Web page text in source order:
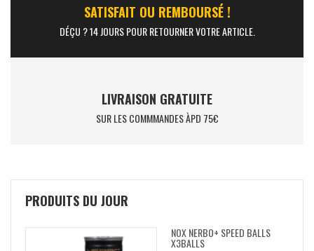
SATISFAIT OU REMBOURSÉ !
DÉÇU ? 14 JOURS POUR RETOURNER VOTRE ARTICLE.
LIVRAISON GRATUITE
SUR LES COMMMANDES ÀPD 75€
PRODUITS DU JOUR
NOX NERBO+ SPEED BALLS
X3BALLS